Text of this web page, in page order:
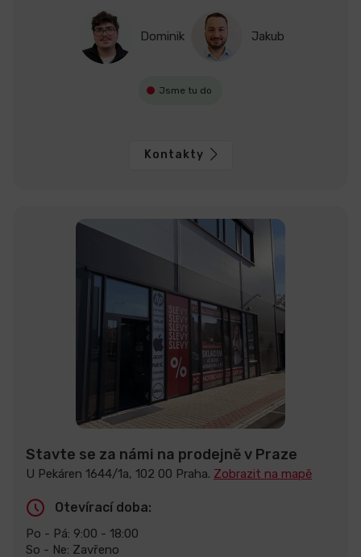
Dominik Jakub
Jsme tu do
Kontakty
Stavte se za námi na prodejně v Praze
U Pekáren 1644/1a, 102 00 Praha. Zobrazit na mapě
Otevírací doba:
Po - Pá: 9:00 - 18:00
So - Ne: Zavřeno